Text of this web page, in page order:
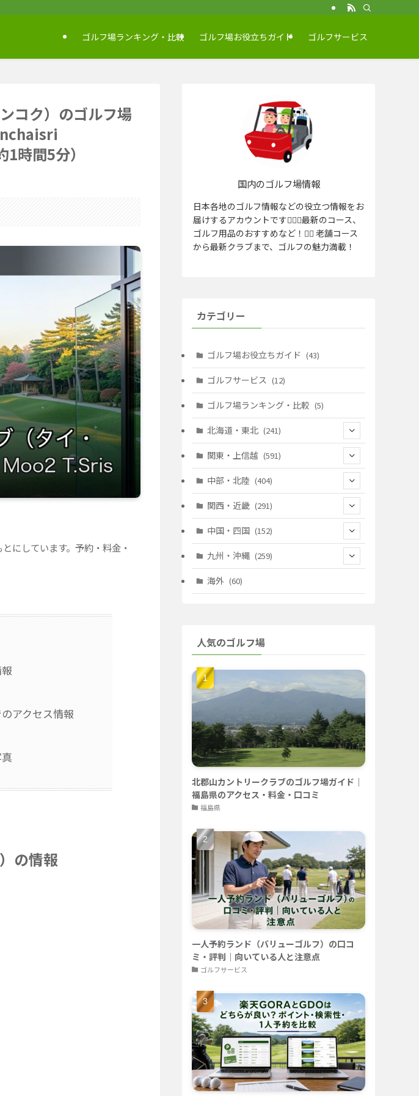
ゴルフ場ランキング・比較 ゴルフ場お役立ちガイド ゴルフサービス
コク）のゴルフ場
時間5分）
にしています。予約・料金・
アクセス情報
の情報
国内のゴルフ場情報
日本各地のゴルフ情報などの役立つ情報をお
届けするアカウントです🏌️‍♂️⛳️最新のコース、
ゴルフ用品のおすすめなど！🏌️‍♀️ 老舗コース
から最新クラブまで、ゴルフの魅力満載！
カテゴリー
ゴルフ場お役立ちガイド (43)
ゴルフサービス (12)
ゴルフ場ランキング・比較 (5)
北海道・東北 (241)
(128)
(10)
(17)
(35)
(30)
(9)
関東・上信越 (591)
(146)
(40)
(114)
(72)
(14)
(103)
中部・北陸 (404)
(13)
(83)
(11)
(78)
(40)
(59)
関西・近畿 (291)
(39)
(25)
(30)
(139)
中国・四国 (152)
(7)
(39)
(40)
(9)
(14)
九州・沖縄 (259)
(28)
(22)
(40)
(23)
(22)
(26)
海外 (60)
人気のゴルフ場
北郡山カントリークラブのゴルフ場ガイド｜
福島県のアクセス・料金・口コミ
福島県
一人予約ランド（バリューゴルフ）の口コ
ミ・評判｜向いている人と注意点
ゴルフサービス